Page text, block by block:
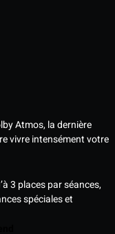
Atmos, la dernière
vivre intensément votre
3 places par séances,
spéciales et